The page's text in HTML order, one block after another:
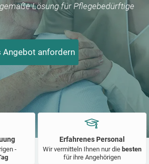
Lösung für Pflegebedürftige
Angebot anfordern
-
Erfahrenes Personal
Wir vermitteln Ihnen nur die besten
für ihre Angehörigen